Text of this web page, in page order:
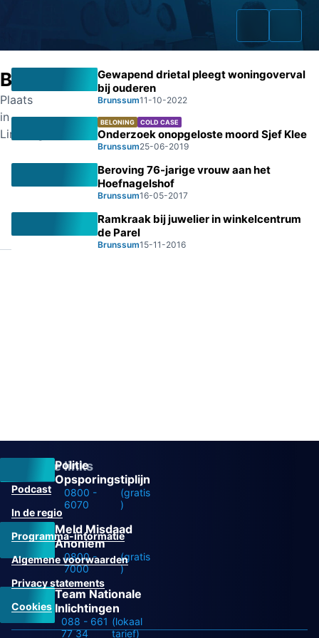
Zaken
Fraudeurs
Opsporingslijst
Brunssum
Plaats
in
Limburg
Gewapend drietal pleegt woningoverval
bij ouderen
Brunssum11-10-2022
BELONING COLD CASE
Onderzoek onopgeloste moord Sjef Klee
Brunssum25-06-2019
Beroving 76-jarige vrouw aan het
Hoefnagelshof
Brunssum16-05-2017
Ramkraak bij juwelier in winkelcentrum
de Parel
Brunssum15-11-2016
Politie
Opsporingstiplijn
0800 -
6070
(gratis
)
Meld Misdaad
Anoniem
0800 -
7000
(gratis
)
Team Nationale
Inlichtingen
088 - 661
77 34
(lokaal
tarief)
Overige links
Podcast
In de regio
Programma-informatie
Algemene voorwaarden
Privacy statements
Cookies